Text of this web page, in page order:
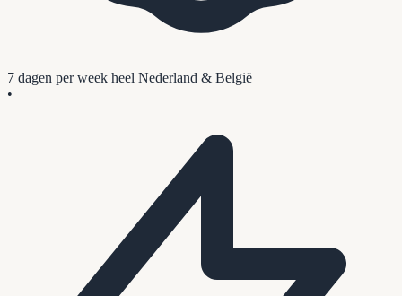
7 dagen per week heel Nederland & België
•